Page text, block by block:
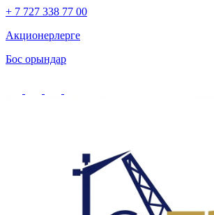
+ 7 727 338 77 00
Акционерлерге
Бос орындар